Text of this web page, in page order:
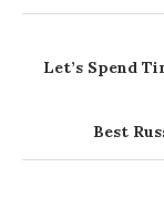
Let’s Spend
Best